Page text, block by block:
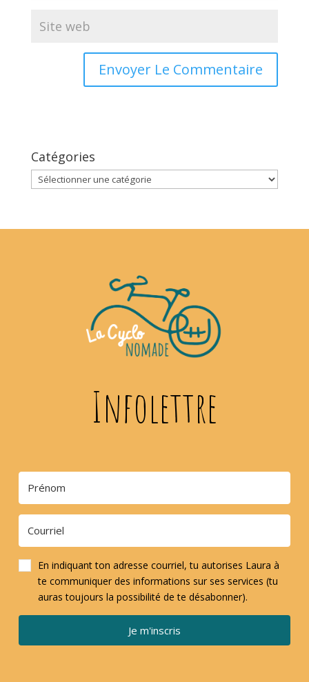
Catégories
Catégories
Infolettre
En indiquant ton adresse courriel, tu autorises Laura à
te communiquer des informations sur ses services (tu
auras toujours la possibilité de te désabonner).
Je m'inscris